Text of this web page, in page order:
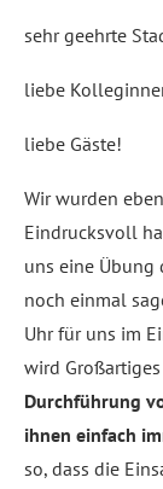
sehr geehrte
liebe
liebe Gäste!
Wir wurden
Eindrucksvoll
uns eine
noch einmal
Uhr für uns im
wird
Durchführung
ihnen einfach
so, dass die